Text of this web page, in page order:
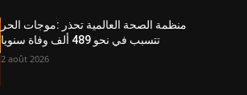
منظمة الصحة العالمية تحذر :موجات الحر
تتسبب في نحو 489 ألف وفاة سنويا
2 août 2026